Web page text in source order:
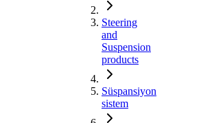
Steering
and
Suspension
products
Süspansiyon
sistem